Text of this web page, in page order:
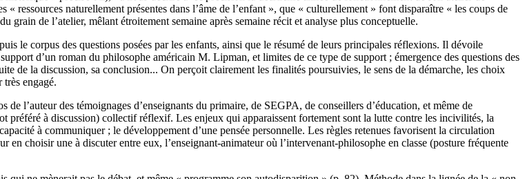
ressources naturellement présentes dans l’âme de l’enfant », que « culturellement » font disparaître « les coups de
grain de l’atelier, mêlant étroitement semaine après semaine récit et analyse plus conceptuelle.
le corpus des questions posées par les enfants, ainsi que le résumé de leurs principales réflexions. Il dévoile
d’un roman du philosophe américain M. Lipman, et limites de ce type de support ; émergence des questions des
de la discussion, sa conclusion... On perçoit clairement les finalités poursuivies, le sens de la démarche, les choix
engagé.
l’auteur des témoignages d’enseignants du primaire, de SEGPA, de conseillers d’éducation, et même de
préféré à discussion) collectif réflexif. Les enjeux qui apparaissent fortement sont la lutte contre les incivilités, la
à communiquer ; le développement d’une pensée personnelle. Les règles retenues favorisent la circulation
en choisir une à discuter entre eux, l’enseignant-animateur où l’intervenant-philosophe en classe (posture fréquente